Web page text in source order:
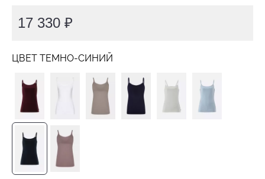
17 330 ₽
ЦВЕТ ТЕМНО-СИНИЙ